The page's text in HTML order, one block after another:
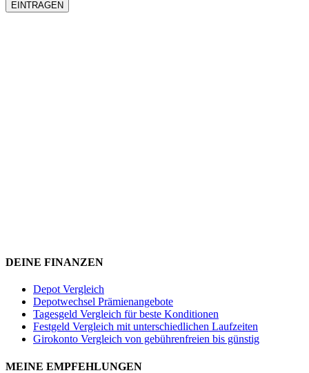
DEINE FINANZEN
Depot Vergleich
Depotwechsel Prämienangebote
Tagesgeld Vergleich für beste Konditionen
Festgeld Vergleich mit unterschiedlichen Laufzeiten
Girokonto Vergleich von gebührenfreien bis günstig
MEINE EMPFEHLUNGEN